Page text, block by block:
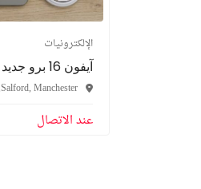
الإلكترونيات
آيفون 16 برو جديد للبيع، أصلي 100% وغير مقفل
Salford, Manchester,...
عند الاتصال